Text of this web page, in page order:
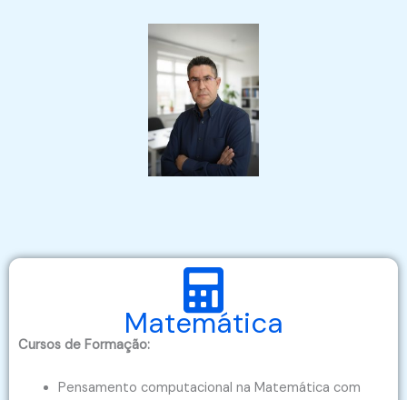
Matemática
Cursos de Formação:
Pensamento computacional na Matemática com